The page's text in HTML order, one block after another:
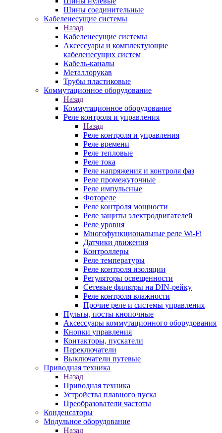
Шины соединительные
Кабеленесущие системы
Назад
Кабеленесущие системы
Аксессуары и комплектующие
кабеленесущих систем
Кабель-каналы
Металлорукав
Трубы пластиковые
Коммутационное оборудование
Назад
Коммутационное оборудование
Реле контроля и управления
Назад
Реле контроля и управления
Реле времени
Реле тепловые
Реле тока
Реле напряжения и контроля фаз
Реле промежуточные
Реле импульсные
Фотореле
Реле контроля мощности
Реле защиты электродвигателей
Реле уровня
Многофункциональные реле Wi-Fi
Датчики движения
Контроллеры
Реле температуры
Реле контроля изоляции
Регуляторы освещенности
Сетевые фильтры на DIN-рейку
Реле контроля влажности
Прочие реле и системы управления
Пульты, посты кнопочные
Аксессуары коммутационного оборудования
Кнопки управления
Контакторы, пускатели
Переключатели
Выключатели путевые
Приводная техника
Назад
Приводная техника
Устройства плавного пуска
Преобразователи частоты
Конденсаторы
Модульное оборудование
Назад